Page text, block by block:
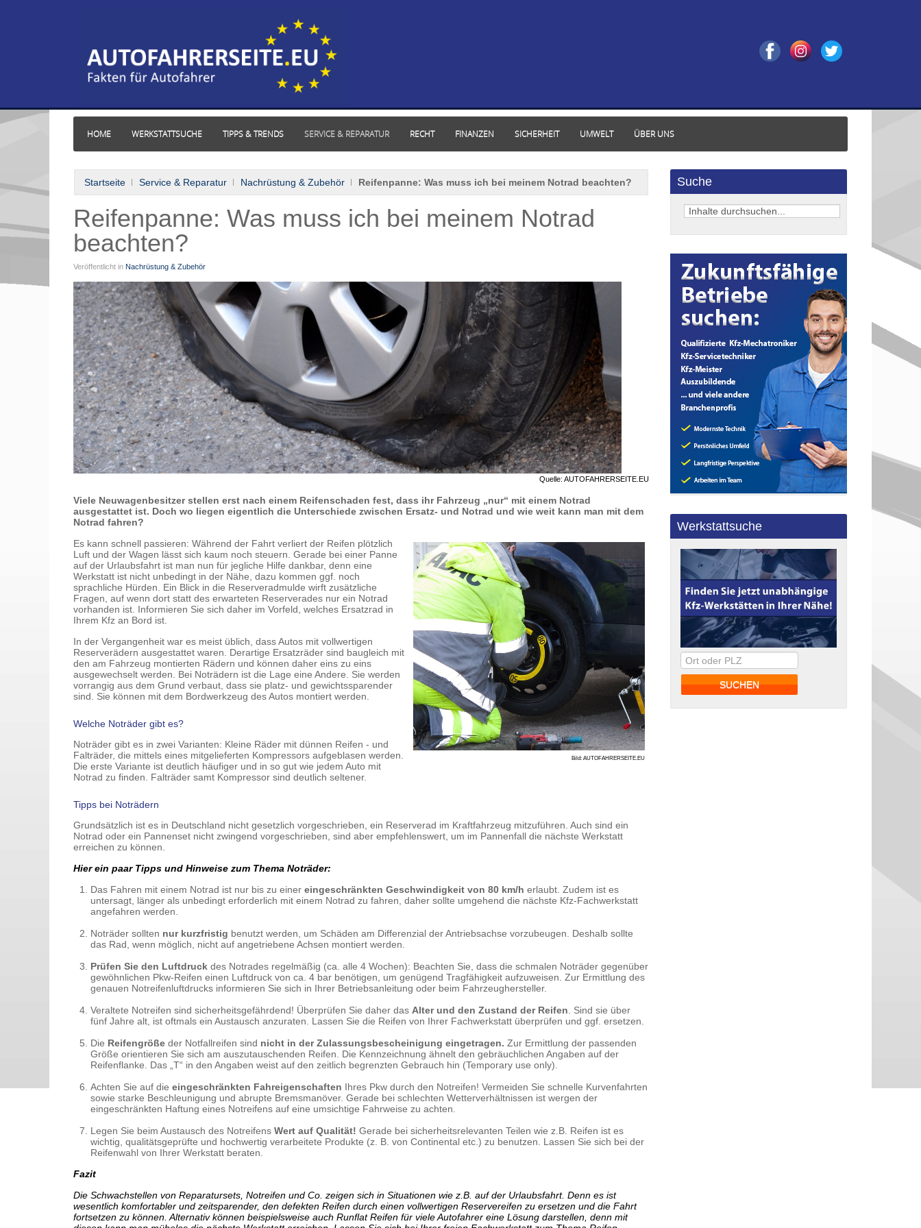
HOME WERKSTATTSUCHE TIPPS & TRENDS SERVICE & REPARATUR RECHT FINANZEN SICHERHEIT UMWELT ÜBER UNS
Startseite Service & Reparatur Nachrüstung & Zubehör Reifenpanne: Was muss ich bei meinem Notrad beachten?
Reifenpanne: Was muss ich bei meinem Notrad
beachten?
Veröffentlicht in Nachrüstung & Zubehör
Quelle: AUTOFAHRERSEITE.EU
Viele Neuwagenbesitzer stellen erst nach einem Reifenschaden fest, dass ihr Fahrzeug „nur“ mit einem Notrad
ausgestattet ist. Doch wo liegen eigentlich die Unterschiede zwischen Ersatz- und Notrad und wie weit kann man mit dem
Notrad fahren?
Bild: AUTOFAHRERSEITE.EU
Es kann schnell passieren: Während der Fahrt verliert der Reifen plötzlich
Luft und der Wagen lässt sich kaum noch steuern. Gerade bei einer Panne
auf der Urlaubsfahrt ist man nun für jegliche Hilfe dankbar, denn eine
Werkstatt ist nicht unbedingt in der Nähe, dazu kommen ggf. noch
sprachliche Hürden. Ein Blick in die Reserveradmulde wirft zusätzliche
Fragen, auf wenn dort statt des erwarteten Reserverades nur ein Notrad
vorhanden ist. Informieren Sie sich daher im Vorfeld, welches Ersatzrad in
Ihrem Kfz an Bord ist.
In der Vergangenheit war es meist üblich, dass Autos mit vollwertigen
Reserverädern ausgestattet waren. Derartige Ersatzräder sind baugleich mit
den am Fahrzeug montierten Rädern und können daher eins zu eins
ausgewechselt werden. Bei Noträdern ist die Lage eine Andere. Sie werden
vorrangig aus dem Grund verbaut, dass sie platz- und gewichtssparender
sind. Sie können mit dem Bordwerkzeug des Autos montiert werden.
Welche Noträder gibt es?
Noträder gibt es in zwei Varianten: Kleine Räder mit dünnen Reifen - und
Falträder, die mittels eines mitgelieferten Kompressors aufgeblasen werden.
Die erste Variante ist deutlich häufiger und in so gut wie jedem Auto mit
Notrad zu finden. Falträder samt Kompressor sind deutlich seltener.
Tipps bei Noträdern
Grundsätzlich ist es in Deutschland nicht gesetzlich vorgeschrieben, ein Reserverad im Kraftfahrzeug mitzuführen. Auch sind ein
Notrad oder ein Pannenset nicht zwingend vorgeschrieben, sind aber empfehlenswert, um im Pannenfall die nächste Werkstatt
erreichen zu können.
Hier ein paar Tipps und Hinweise zum Thema Noträder:
Das Fahren mit einem Notrad ist nur bis zu einer eingeschränkten Geschwindigkeit von 80 km/h erlaubt. Zudem ist es
untersagt, länger als unbedingt erforderlich mit einem Notrad zu fahren, daher sollte umgehend die nächste Kfz-Fachwerkstatt
angefahren werden.
Noträder sollten nur kurzfristig benutzt werden, um Schäden am Differenzial der Antriebsachse vorzubeugen. Deshalb sollte
das Rad, wenn möglich, nicht auf angetriebene Achsen montiert werden.
Prüfen Sie den Luftdruck des Notrades regelmäßig (ca. alle 4 Wochen): Beachten Sie, dass die schmalen Noträder gegenüber
gewöhnlichen Pkw-Reifen einen Luftdruck von ca. 4 bar benötigen, um genügend Tragfähigkeit aufzuweisen. Zur Ermittlung des
genauen Notreifenluftdrucks informieren Sie sich in Ihrer Betriebsanleitung oder beim Fahrzeughersteller.
Veraltete Notreifen sind sicherheitsgefährdend! Überprüfen Sie daher das Alter und den Zustand der Reifen. Sind sie über
fünf Jahre alt, ist oftmals ein Austausch anzuraten. Lassen Sie die Reifen von Ihrer Fachwerkstatt überprüfen und ggf. ersetzen.
Die Reifengröße der Notfallreifen sind nicht in der Zulassungsbescheinigung eingetragen. Zur Ermittlung der passenden
Größe orientieren Sie sich am auszutauschenden Reifen. Die Kennzeichnung ähnelt den gebräuchlichen Angaben auf der
Reifenflanke. Das „T“ in den Angaben weist auf den zeitlich begrenzten Gebrauch hin (Temporary use only).
Achten Sie auf die eingeschränkten Fahreigenschaften Ihres Pkw durch den Notreifen! Vermeiden Sie schnelle Kurvenfahrten
sowie starke Beschleunigung und abrupte Bremsmanöver. Gerade bei schlechten Wetterverhältnissen ist wergen der
eingeschränkten Haftung eines Notreifens auf eine umsichtige Fahrweise zu achten.
Legen Sie beim Austausch des Notreifens Wert auf Qualität! Gerade bei sicherheitsrelevanten Teilen wie z.B. Reifen ist es
wichtig, qualitätsgeprüfte und hochwertig verarbeitete Produkte (z. B. von Continental etc.) zu benutzen. Lassen Sie sich bei der
Reifenwahl von Ihrer Werkstatt beraten.
Fazit
Die Schwachstellen von Reparatursets, Notreifen und Co. zeigen sich in Situationen wie z.B. auf der Urlaubsfahrt. Denn es ist
wesentlich komfortabler und zeitsparender, den defekten Reifen durch einen vollwertigen Reservereifen zu ersetzen und die Fahrt
fortsetzen zu können. Alternativ können beispielsweise auch Runflat Reifen für viele Autofahrer eine Lösung darstellen, denn mit
Suche
Werkstattsuche